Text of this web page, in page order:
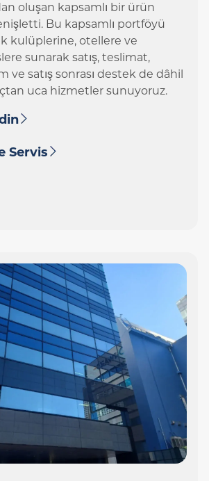
oluşan kapsamlı bir ürün
Bu kapsamlı portföyü
kulüplerine, otellere ve
sunarak satış, teslimat,
ve satış sonrası destek de dâhil
uca hizmetler sunuyoruz.
Servis